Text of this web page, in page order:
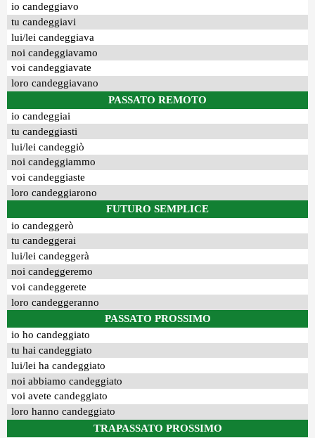
io candeggiavo
tu candeggiavi
lui/lei candeggiava
noi candeggiavamo
voi candeggiavate
loro candeggiavano
PASSATO REMOTO
io candeggiai
tu candeggiasti
lui/lei candeggiò
noi candeggiammo
voi candeggiaste
loro candeggiarono
FUTURO SEMPLICE
io candeggerò
tu candeggerai
lui/lei candeggerà
noi candeggeremo
voi candeggerete
loro candeggeranno
PASSATO PROSSIMO
io ho candeggiato
tu hai candeggiato
lui/lei ha candeggiato
noi abbiamo candeggiato
voi avete candeggiato
loro hanno candeggiato
TRAPASSATO PROSSIMO